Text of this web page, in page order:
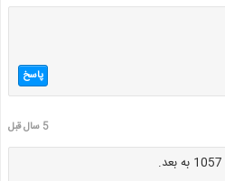
پاسخ
5 سال قبل